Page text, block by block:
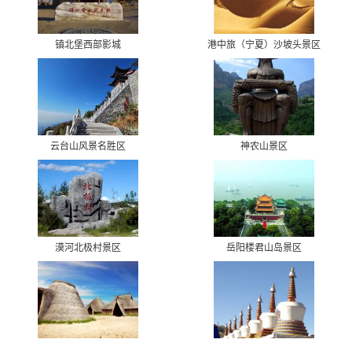
镇北堡西部影城 港中旅（宁夏）沙坡头景区
云台山风景名胜区 神农山景区
漠河北极村景区 岳阳楼君山岛景区